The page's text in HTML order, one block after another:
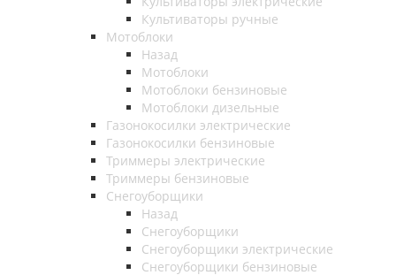
Культиваторы ручные
Мотоблоки
Назад
Мотоблоки
Мотоблоки бензиновые
Мотоблоки дизельные
Газонокосилки электрические
Газонокосилки бензиновые
Триммеры электрические
Триммеры бензиновые
Снегоуборщики
Назад
Снегоуборщики
Снегоуборщики электрические
Снегоуборщики бензиновые